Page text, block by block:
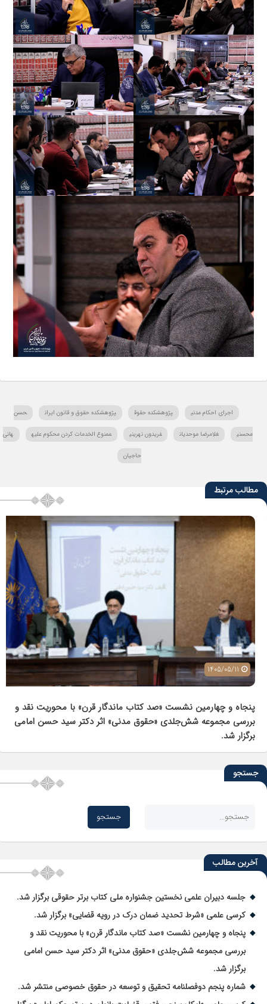
اجرای احکام مدنی پژوهشکده حقوق پژوهشکده حقوق و قانون ایران حسن
محسنی غلامرضا موحدیان فریدون نهرینی ممنوع الخدمات کردن محکوم علیه هانی
حاجیان
مطالب مرتبط
1405/05/04
شماره پنجم دوفصلنامه تحقیق و توسعه در حقوق خصوصی منتشر شد.
جستجو
آخرین مطالب
جلسه دبیران علمی نخستین جشنواره ملی کتاب برتر حقوقی برگزار شد.
کرسی علمی «شرط تحدید ضمان درک در رویه قضایی» برگزار شد.
پنجاه و چهارمین نشست «صد کتاب ماندگار قرن» با محوریت نقد و
بررسی مجموعه شش‌جلدی «حقوق مدنی» اثر دکتر سید حسن امامی
برگزار شد.
شماره پنجم دوفصلنامه تحقیق و توسعه در حقوق خصوصی منتشر شد.